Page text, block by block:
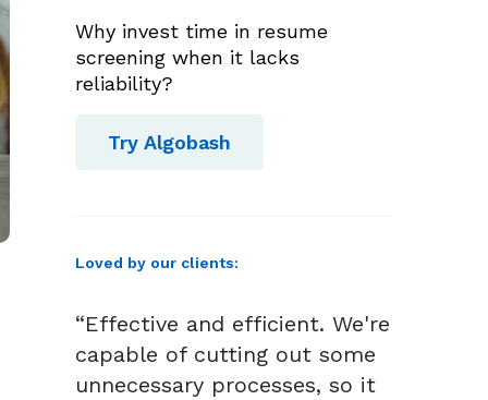
Why invest time in resume
screening when it lacks
reliability?
Try Algobash
Loved by our clients:
“Effective and efficient. We're
capable of cutting out some
unnecessary processes, so it